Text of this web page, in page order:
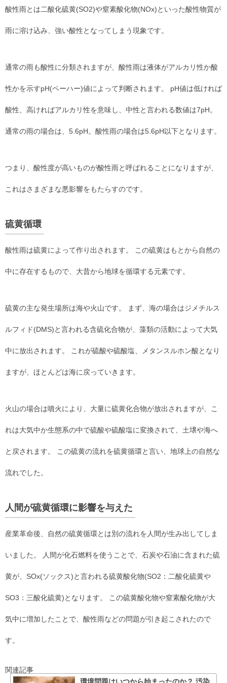
酸性雨とは二酸化硫黄(SO2)や窒素酸化物(NOx)といった酸性物質が
雨に溶け込み、強い酸性となってしまう現象です。
通常の雨も酸性に分類されますが、酸性雨は液体がアルカリ性か酸
性かを示すpH(ペーハー)値によって判断されます。 pH値は低ければ
酸性、高ければアルカリ性を意味し、中性と言われる数値は7pH。
通常の雨の場合は、5.6pH。酸性雨の場合は5.6pH以下となります。
つまり、酸性度が高いものが酸性雨と呼ばれることになりますが、
これはさまざまな悪影響をもたらすのです。
硫黄循環
酸性雨は硫黄によって作り出されます。 この硫黄はもとから自然の
中に存在するもので、大昔から地球を循環する元素です。
硫黄の主な発生場所は海や火山です。 まず、海の場合はジメチルス
ルフィド(DMS)と言われる含硫化合物が、藻類の活動によって大気
中に放出されます。 これが硫酸や硫酸塩、メタンスルホン酸となり
ますが、ほとんどは海に戻っていきます。
火山の場合は噴火により、大量に硫黄化合物が放出されますが、こ
れは大気中か生態系の中で硫酸や硫酸塩に変換されて、土壌や海へ
と戻されます。 この硫黄の流れを硫黄循環と言い、地球上の自然な
流れでした。
人間が硫黄循環に影響を与えた
産業革命後、自然の硫黄循環とは別の流れを人間が生み出してしま
いました。 人間が化石燃料を使うことで、石炭や石油に含まれた硫
黄が、SOx(ソックス)と言われる硫黄酸化物(SO2：二酸化硫黄や
SO3：三酸化硫黄)となります。 この硫黄酸化物や窒素酸化物が大
気中に増加したことで、酸性雨などの問題が引き起こされたので
す。
関連記事